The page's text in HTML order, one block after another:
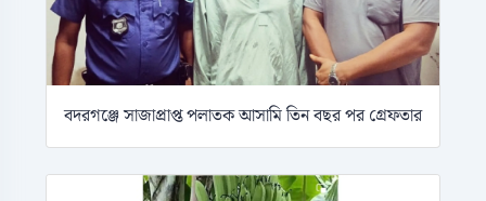
বদরগঞ্জে সাজাপ্রাপ্ত পলাতক আসামি তিন বছর পর গ্রেফতার